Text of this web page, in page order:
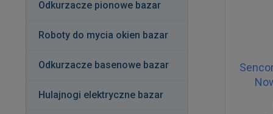
Odkurzacze pionowe bazar
Roboty do mycia okien bazar
Odkurzacze basenowe bazar
Hulajnogi elektryczne bazar